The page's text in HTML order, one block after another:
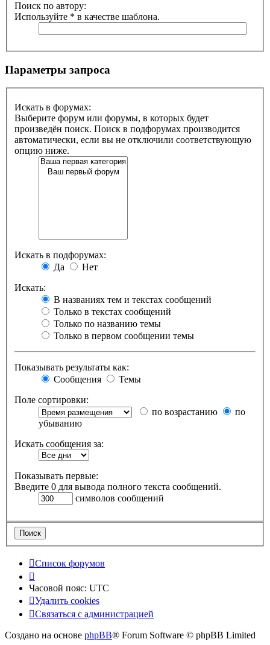
Поиск по автору:
Используйте * в качестве шаблона.
Параметры запроса
Искать в форумах:
Выберите форум или форумы, в которых будет
произведён поиск. Поиск в подфорумах производится
автоматически, если вы не отключили соответствующую
опцию ниже.
Искать в подфорумах:
Да
Нет
Искать:
В названиях тем и текстах сообщений
Только в текстах сообщений
Только по названию темы
Только в первом сообщении темы
Показывать результаты как:
Сообщения
Темы
Поле сортировки:
по возрастанию
по
убыванию
Искать сообщения за:
Показывать первые:
Введите 0 для вывода полного текста сообщений.
символов сообщений
Список форумов
Часовой пояс: UTC
Удалить cookies
Связаться с администрацией
Создано на основе phpBB® Forum Software © phpBB Limited